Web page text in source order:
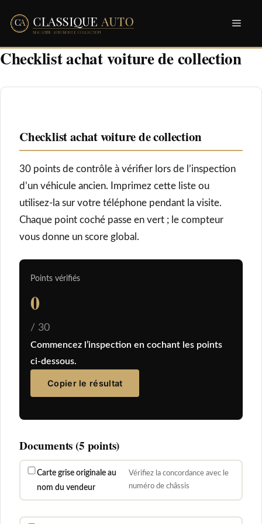
Checklist achat voiture de collection
Checklist achat voiture de collection
30 points de contrôle à vérifier lors de l’inspection
d’un véhicule ancien. Imprimez cette liste ou
utilisez-la sur votre téléphone pendant la visite.
Chaque point coché passe en vert ; le compteur
vous donne un score global.
Points vérifiés
0
/ 30
Commencez l’inspection en cochant les points
ci-dessous.
Copier le résultat
Documents (5 points)
Carte grise originale au
nom du vendeur
Vérifiez la concordance avec le
numéro de châssis